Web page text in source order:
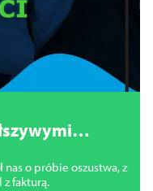
o próbie oszustwa, z
z fakturą.